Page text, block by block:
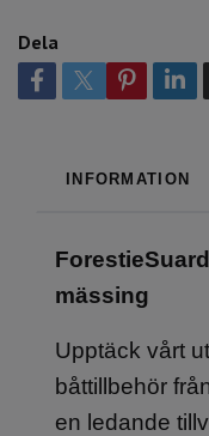
Dela
INFORMATION
mässing
Upptäck vårt
båttillbehör
en ledande